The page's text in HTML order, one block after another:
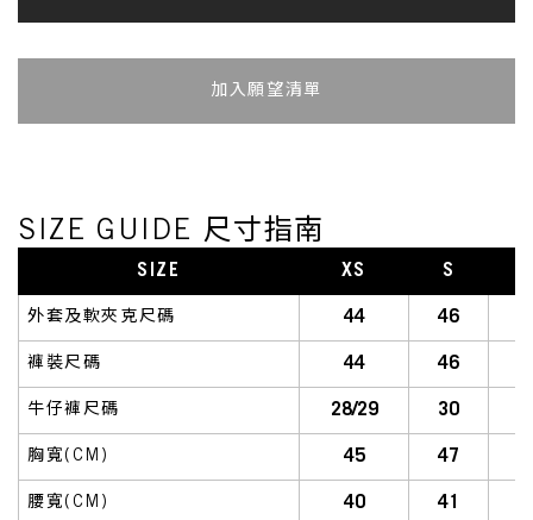
加入追蹤清單
SIZE GUIDE 尺寸指南
SIZE XS S
外套及軟夾克尺碼 44 46
褲裝尺碼 44 46
牛仔褲尺碼 28/29 30
胸寬(CM) 45 47
腰寬(CM) 40 41